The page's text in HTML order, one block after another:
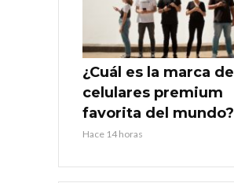
¿Cuál es la marca de
celulares premium
favorita del mundo?
Hace 14 horas